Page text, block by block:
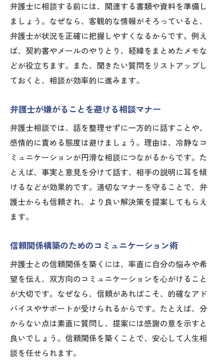
弁護士に相談する前には、関連する書類や資料を準備し
ましょう。なぜなら、客観的な情報がそろっていると、
弁護士が状況を正確に把握しやすくなるからです。例え
ば、契約書やメールのやりとり、経緯をまとめたメモな
どが役立ちます。また、聞きたい質問をリストアップし
ておくと、相談が効率的に進みます。
弁護士が嫌がることを避ける相談マナー
弁護士相談では、話を整理せずに一方的に話すことや、
感情的に責める態度は避けましょう。理由は、冷静なコ
ミュニケーションが円滑な相談につながるからです。た
とえば、事実と意見を分けて話す、相手の説明に耳を傾
けるなどが効果的です。適切なマナーを守ることで、弁
護士からも信頼され、より良い解決策を提案してもらえ
ます。
信頼関係構築のためのコミュニケーション術
弁護士との信頼関係を築くには、率直に自分の悩みや希
望を伝え、双方向のコミュニケーションを心がけること
が大切です。なぜなら、信頼があればこそ、的確なアド
バイスやサポートが受けられるからです。たとえば、分
からない点は素直に質問し、提案には感謝の意を示すと
良いでしょう。信頼関係を築くことで、安心して人生相
談を任せられます。